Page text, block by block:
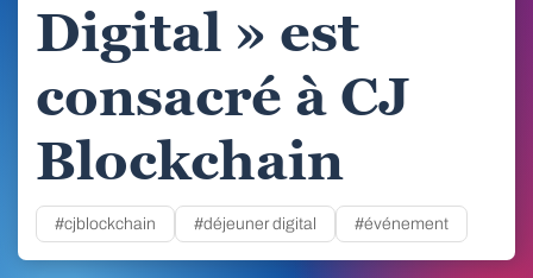
Digital » est
consacré à CJ
Blockchain
#cjblockchain #déjeuner digital #événement